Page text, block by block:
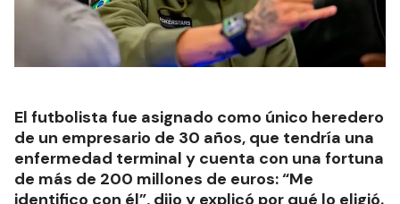
El futbolista fue asignado como único heredero
de un empresario de 30 años, que tendría una
enfermedad terminal y cuenta con una fortuna
de más de 200 millones de euros: “Me